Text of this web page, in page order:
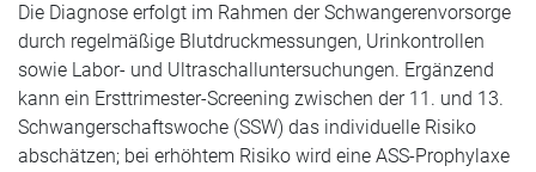
Die Diagnose erfolgt im Rahmen der Schwangerenvorsorge
durch regelmäßige Blutdruckmessungen, Urinkontrollen
sowie Labor- und Ultraschalluntersuchungen. Ergänzend
kann ein Ersttrimester-Screening zwischen der 11. und 13.
Schwangerschaftswoche (SSW) das individuelle Risiko
abschätzen; bei erhöhtem Risiko wird eine ASS-Prophylaxe